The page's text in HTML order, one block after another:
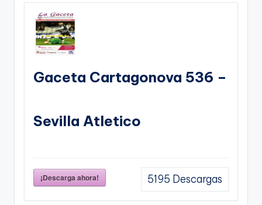
Gaceta Cartagonova 536 –
Sevilla Atletico
¡Descarga ahora! 5195 Descargas